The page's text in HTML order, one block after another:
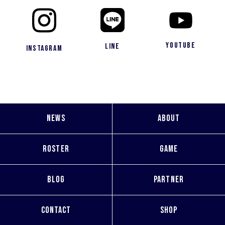
Instagram LINE YouTube
NEWS ABOUT
ROSTER GAME
BLOG PARTNER
CONTACT SHOP